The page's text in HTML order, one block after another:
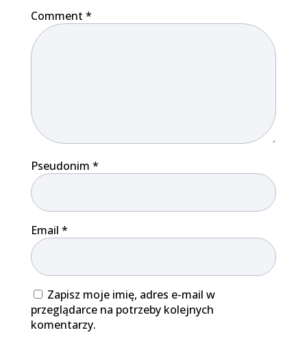
Comment *
Pseudonim *
Email *
Zapisz moje imię, adres e-mail w
przeglądarce na potrzeby kolejnych
komentarzy.